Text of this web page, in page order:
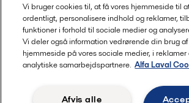
All offices and partners
Legal
Vi bruger cookies til, at få vores hjemmeside til
ordentligt, personalisere indhold og reklamer,
funktioner i forhold til sociale medier og
Vi deler også information vedrørende din brug
hjemmeside på vores sociale medier, i reklamer
analytiske samarbejdspartnere. Alfa Laval
Afvis alle